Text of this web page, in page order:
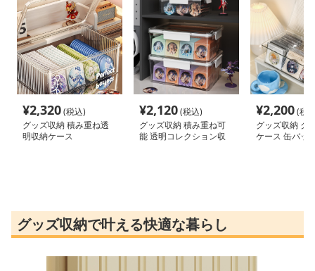
¥2,320(税込)
グッズ収納 積み重ね透
明収納ケース
¥2,120(税込)
グッズ収納 積み重ね可
能 透明コレクション収
¥2,200(税
グッズ収納 ク
ケース 缶バッ
グッズ収納で叶える快適な暮らし